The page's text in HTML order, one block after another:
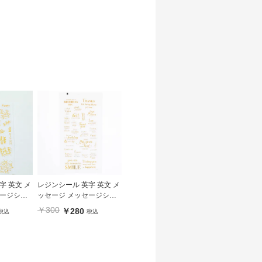
英文 メ
込
レジンシール 英字 英文 メ
ッセージ メッセージシー
ル ゴールド 【C】
￥300 ￥280 税込